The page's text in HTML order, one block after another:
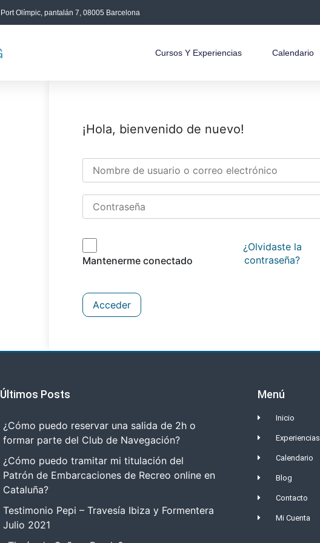
Port Olímpic, pantalán 7, 08005 Barcelona
Cursos Y Experiencias Calendario
¡Hola, bienvenido de nuevo!
Mantenerme conectado
¿Olvidaste la
contraseña?
Acceder
Últimos Posts
¿Cómo puedo reservar una salida de 2h o
formar parte del Club de Navegación?
¿Cómo puedo tramitar mi titulación del
Patrón de Embarcaciones de Recreo online en
Cataluña?
Testimonio Pepi – Travesía Ibiza y Formentera
Julio 2021
Menú
Inicio
Experiencias
Calendario
Blog
Contacto
Mi Cuenta